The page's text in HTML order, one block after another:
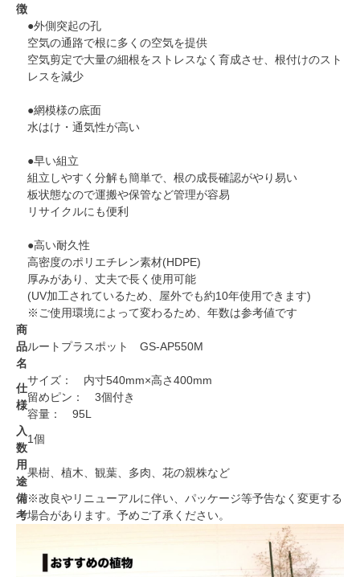
徴
●外側突起の孔
空気の通路で根に多くの空気を提供
空気剪定で大量の細根をストレスなく育成させ、根付けのスト
レスを減少
●網模様の底面
水はけ・通気性が高い
●早い組立
組立しやすく分解も簡単で、根の成長確認がやり易い
板状態なので運搬や保管など管理が容易
リサイクルにも便利
●高い耐久性
高密度のポリエチレン素材(HDPE)
厚みがあり、丈夫で長く使用可能
(UV加工されているため、屋外でも約10年使用できます)
※ご使用環境によって変わるため、年数は参考値です
商
品
名
ルートプラスポット GS-AP550M
仕
様
サイズ： 内寸540mm×高さ400mm
留めピン： 3個付き
容量： 95L
入
数
1個
用
途
果樹、植木、観葉、多肉、花の親株など
備
考
※改良やリニューアルに伴い、パッケージ等予告なく変更する
場合があります。予めご了承ください。